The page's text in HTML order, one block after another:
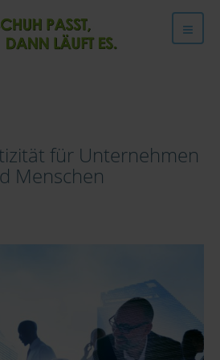
für Unternehmen
Menschen